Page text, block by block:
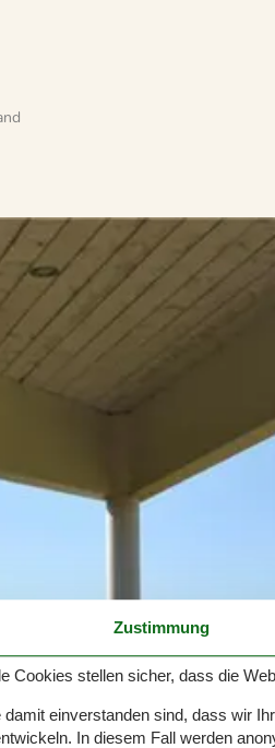
Gletschern geprägte. Von der
Festland verbinden. Die
Samsö
Zustimmung
Cookies stellen sicher, dass die
damit einverstanden sind, dass wir
In diesem Fall werden